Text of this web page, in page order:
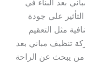
بعد البناء في
على جودة
مثل التعقيم
تنظيف مباني بعد
من يبحث عن الراحة